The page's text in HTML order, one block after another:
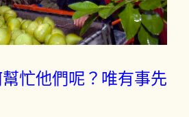
忙他們呢？唯有事先